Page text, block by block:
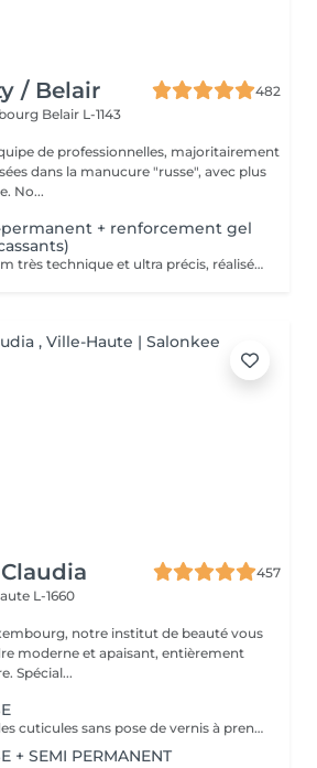
/ Belair
482
Belair L-1143
de professionnelles, majoritairement
dans la manucure "russe", avec plus
de 10 ans d'expérience. No...
permanent + renforcement gel
Soin complet premium très technique et ultra précis, réalisé principalement à la ponceuse afin d'obtenir un contour d'ongle parfaitement net et une application du vernis au plus près, voire légèrement sous la cuticule. Cette technique permet de retarder visuellement la repousse d'environ 10 jours. Résultat visuel : -Ongles extrêmement soignés, contours nets, forme impeccable -Effet Instagram / photo studio : propre, précis, sans petites peaux apparentes Nous incluons un renforcement en gel, fortement conseillé pour les ongles longs, fragiles ou cassants. Une solution idéale pour des ongles impeccables et durables : -Tenue moyenne : Jusqu'à 4 semaines !!!! Contenu de la prestation -> 95 € : -Dépose de l'ancien vernis semi-permanent et/ou gel (si nécessaire, déjà incluse dans ce prix/service) -Préparation très minutieuse de la plaque de l'ongle -Élimination des peaux mortes -Mise en forme et limage des ongles -Traitement délicat des cuticules -Renforcement en gel -Correction de la forme naturelle des ongles (optionnel, réservez svp "AVEC décoration simple" dans ce cas) -Application du vernis semi-permanent -Application d'huile pour cuticules et de crème pour les mains Optionnel : -Prix par ongle pour extension jusqu'à 5 ongles (réservez svp "AVEC décoration simple" dans ce cas) +3€ par ongle -Prix par ongle pour décoration jusqu'à 5 ongles (réservez svp "AVEC décoration simple" dans ce cas) +3€ par ongle -Prix pour décoration simple (French, Chrome, Baby Boomer, Cat Eyes, Stickers, Foil) 6-10 ongles -> +20€ -Prix pour décoration complexe (3D, Dessins à la mains, Stamping, French avec Chrome, Baby Boomer avec Chrome, French avec Cat Eyes) 6-10 ongles -> +30€
457
L-1660
notre institut de beauté vous
moderne et apaisant, entièrement
dédié à votre bien-être. Spécial...
Retrait de la totalité des cuticules sans pose de vernis à prendre en plus
+ SEMI PERMANENT